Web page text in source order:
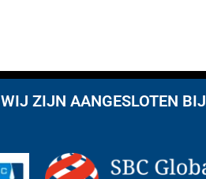
WIJ ZIJN AANGESLOTEN BIJ